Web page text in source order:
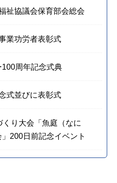
祉協議会保育部会総会
業功労者表彰式
周年記念式典
式並びに表彰式
り大会「魚庭（なに
200日前記念イベント